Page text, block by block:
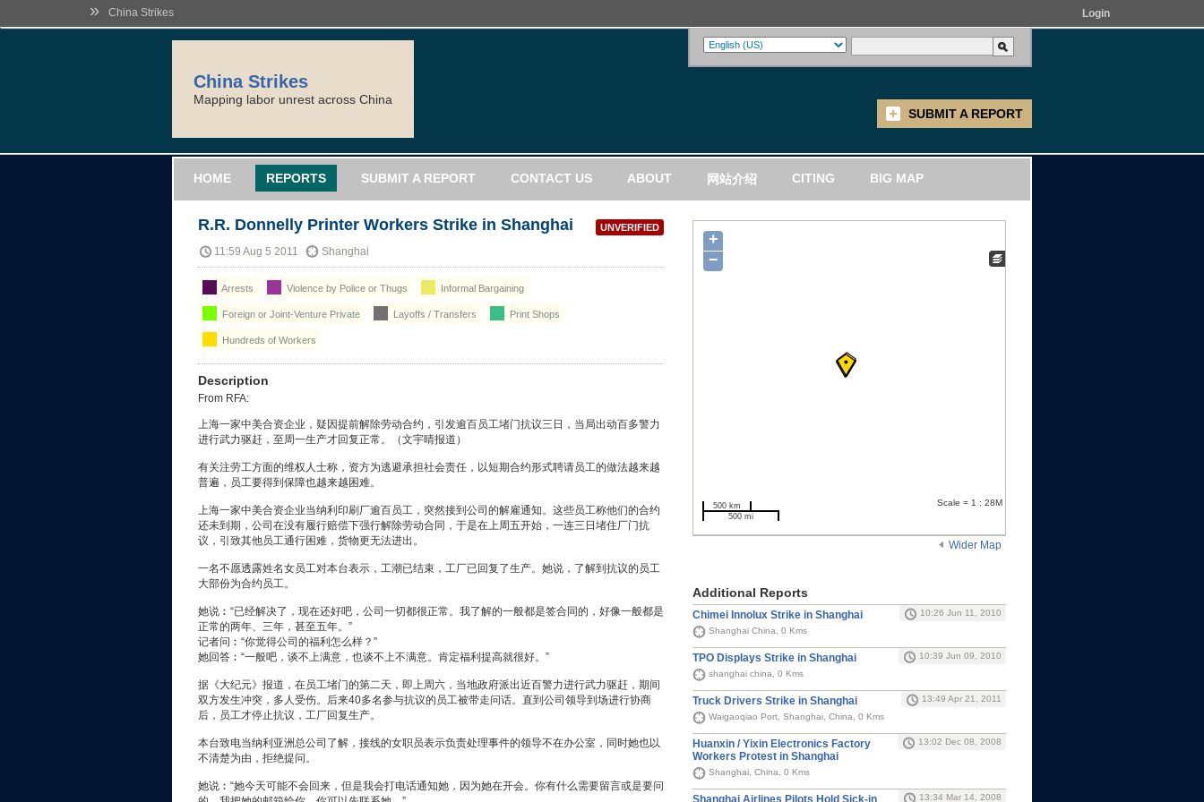
» China Strikes Login
China Strikes
Mapping labor unrest across China
SUBMIT A REPORT
HOME REPORTS SUBMIT A REPORT CONTACT US ABOUT 网站介绍 CITING BIG MAP
UNVERIFIED
R.R. Donnelly Printer Workers Strike in Shanghai
11:59 Aug 5 2011 Shanghai
Arrests Violence by Police or Thugs Informal Bargaining
Foreign or Joint-Venture Private Layoffs / Transfers Print Shops
Hundreds of Workers
Description
From RFA:
上海一家中美合资企业，疑因提前解除劳动合约，引发逾百员工堵门抗议三日，当局出动百多警力
进行武力驱赶，至周一生产才回复正常。（文宇晴报道）
有关注劳工方面的维权人士称，资方为逃避承担社会责任，以短期合约形式聘请员工的做法越来越
普遍，员工要得到保障也越来越困难。
上海一家中美合资企业当纳利印刷厂逾百员工，突然接到公司的解雇通知。这些员工称他们的合约
还未到期，公司在没有履行赔偿下强行解除劳动合同，于是在上周五开始，一连三日堵住厂门抗
议，引致其他员工通行困难，货物更无法进出。
一名不愿透露姓名女员工对本台表示，工潮已结束，工厂已回复了生产。她说，了解到抗议的员工
大部份为合约员工。
她说︰“已经解决了，现在还好吧，公司一切都很正常。我了解的一般都是签合同的，好像一般都是
正常的两年、三年，甚至五年。”
记者问︰“你觉得公司的福利怎么样？”
她回答︰“一般吧，谈不上满意，也谈不上不满意。肯定福利提高就很好。”
据《大纪元》报道，在员工堵门的第二天，即上周六，当地政府派出近百警力进行武力驱赶，期间
双方发生冲突，多人受伤。后来40多名参与抗议的员工被带走问话。直到公司领导到场进行协商
后，员工才停止抗议，工厂回复生产。
本台致电当纳利亚洲总公司了解，接线的女职员表示负责处理事件的领导不在办公室，同时她也以
不清楚为由，拒绝提问。
她说︰“她今天可能不会回来，但是我会打电话通知她，因为她在开会。你有什么需要留言或是要问
+
−
500 km
500 mi
Scale = 1 : 28M
Wider Map
Additional Reports
Chimei Innolux Strike in Shanghai
10:26 Jun 11, 2010
Shanghai China, 0 Kms
TPO Displays Strike in Shanghai
10:39 Jun 09, 2010
shanghai china, 0 Kms
Truck Drivers Strike in Shanghai
13:49 Apr 21, 2011
Waigaoqiao Port, Shanghai, China, 0 Kms
Huanxin / Yixin Electronics Factory
Workers Protest in Shanghai
13:02 Dec 08, 2008
Shanghai, China, 0 Kms
Shanghai Airlines Pilots Hold Sick-in
13:34 Mar 14, 2008